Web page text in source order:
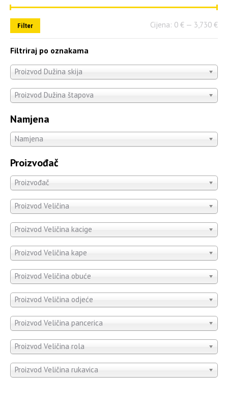
Filter Cijena: 0 € — 3,730 €
Filtriraj po oznakama
Proizvod Dužina skija
Proizvod Dužina štapova
Namjena
Namjena
Proizvođač
Proizvođač
Proizvod Veličina
Proizvod Veličina kacige
Proizvod Veličina kape
Proizvod Veličina obuće
Proizvod Veličina odjeće
Proizvod Veličina pancerica
Proizvod Veličina rola
Proizvod Veličina rukavica